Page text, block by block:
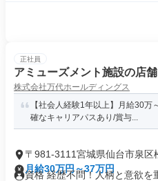
正社員
アミューズメント施設の店
株式会社万代ホールディングス
【社会人経験1年以上】月給30
確なキャリアパスあり/賞与...
〒981-3111宮城県仙台市泉区
月給30万円～37万円
資格 経歴不問！人柄と意欲